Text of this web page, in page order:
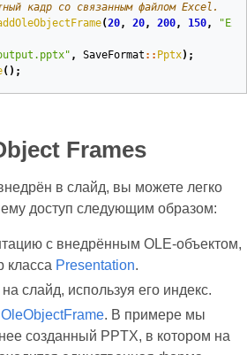
кадр со связанным файлом Excel.
(20, 20, 200, 150,
, SaveFormat :: Pptx);
();
Frames
в слайд, вы можете легко
доступ следующим образом:
с внедрённым OLE‑объектом,
класса Presentation.
слайд, используя его индекс.
OleObjectFrame. В примере мы
созданный PPTX, в котором на